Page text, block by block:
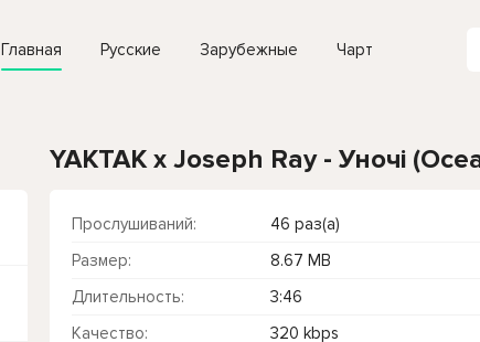
Главная Русские Зарубежные Чарт
YAKTAK x Joseph Ray - Уночі
Прослушиваний:
46 раз(а)
Размер:
8.67 MB
Длительность:
3:46
Качество:
320 kbps